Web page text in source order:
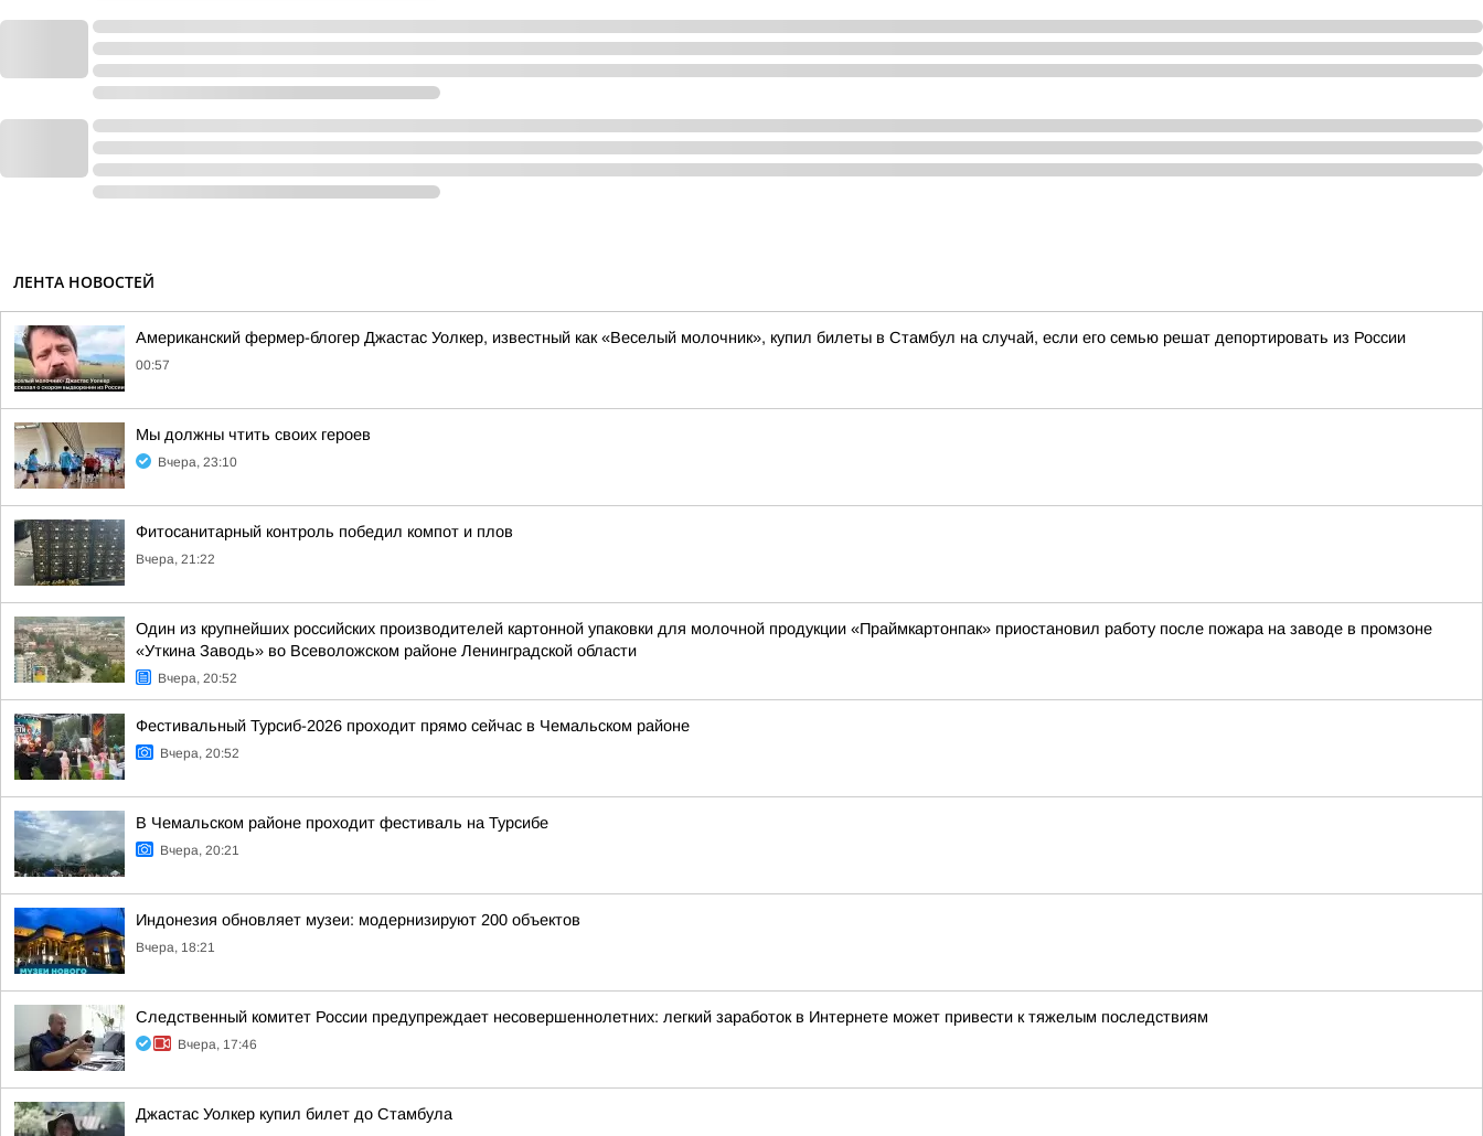
ЛЕНТА НОВОСТЕЙ
Американский фермер-блогер Джастас Уолкер, известный как «Веселый молочник», купил билеты в Стамбул на случай, если его семью решат депортировать из России
00:57
Мы должны чтить своих героев
Вчера, 23:10
Фитосанитарный контроль победил компот и плов
Вчера, 21:22
Один из крупнейших российских производителей картонной упаковки для молочной продукции «Праймкартонпак» приостановил работу после пожара на заводе в промзоне
«Уткина Заводь» во Всеволожском районе Ленинградской области
Вчера, 20:52
Фестивальный Турсиб-2026 проходит прямо сейчас в Чемальском районе
Вчера, 20:52
В Чемальском районе проходит фестиваль на Турсибе
Вчера, 20:21
Индонезия обновляет музеи: модернизируют 200 объектов
Вчера, 18:21
Следственный комитет России предупреждает несовершеннолетних: легкий заработок в Интернете может привести к тяжелым последствиям
Вчера, 17:46
Джастас Уолкер купил билет до Стамбула